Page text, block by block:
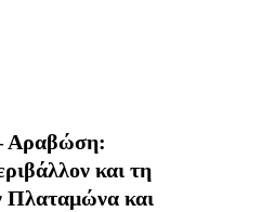
Αραβώση:
και τη
Πλαταμώνα και